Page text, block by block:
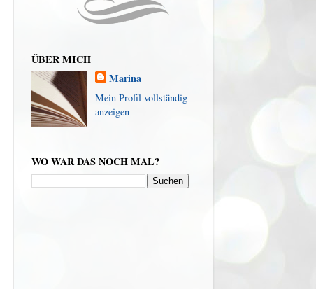
ÜBER MICH
Marina
Mein Profil vollständig
anzeigen
WO WAR DAS NOCH MAL?